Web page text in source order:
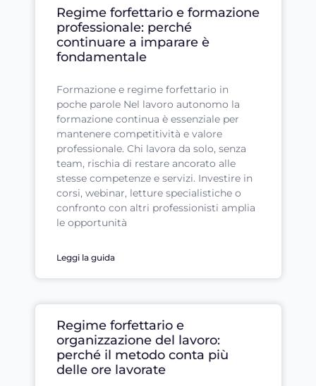
Regime forfettario e formazione
professionale: perché
continuare a imparare è
fondamentale
Formazione e regime forfettario in
poche parole Nel lavoro autonomo la
formazione continua è essenziale per
mantenere competitività e valore
professionale. Chi lavora da solo, senza
team, rischia di restare ancorato alle
stesse competenze e servizi. Investire in
corsi, webinar, letture specialistiche o
confronto con altri professionisti amplia
le opportunità
Leggi la guida
Regime forfettario e
organizzazione del lavoro:
perché il metodo conta più
delle ore lavorate